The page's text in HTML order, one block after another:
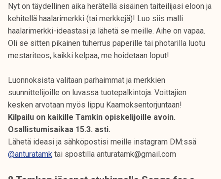
Nyt on täydellinen aika herätellä sisäinen taiteilijasi eloon ja
kehitellä haalarimerkki (tai merkkejä)! Luo siis malli
haalarimerkki-ideastasi ja lähetä se meille. Aihe on vapaa.
Oli se sitten pikainen tuherrus paperille tai photarilla luotu
mestariteos, kaikki kelpaa, me hoidetaan loput!
Luonnoksista valitaan parhaimmat ja merkkien
suunnittelijoille on luvassa tuotepalkintoja. Voittajien
kesken arvotaan myös lippu Kaamoksentorjuntaan!
Kilpailu on kaikille Tamkin opiskelijoille avoin.
Osallistumisaikaa 15.3. asti.
Lähetä ideasi ja sähköpostisi meille instagram DM:ssä
@anturatamk tai spostilla anturatamk@gmail.com